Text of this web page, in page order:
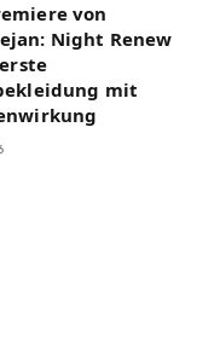
von
Night Renew
mit